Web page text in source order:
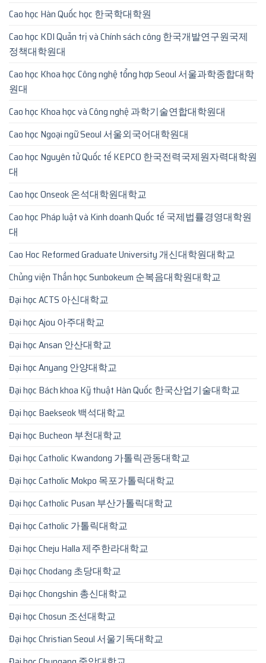
Cao học Hàn Quốc học 한국학대학원
Cao học KDI Quản trị và Chính sách công 한국개발연구원국제
정책대학원대
Cao học Khoa học Công nghệ tổng hợp Seoul 서울과학종합대학
원대
Cao học Khoa học và Công nghệ 과학기술연합대학원대
Cao học Ngoại ngữ Seoul 서울외국어대학원대
Cao học Nguyên tử Quốc tế KEPCO 한국전력국제원자력대학원
대
Cao học Onseok 온석대학원대학교
Cao học Pháp luật và Kinh doanh Quốc tế 국제법률경영대학원
대
Cao Hoc Reformed Graduate University 개신대학원대학교
Chủng viện Thần học Sunbokeum 순복음대학원대학교
Đại học ACTS 아신대학교
Đại học Ajou 아주대학교
Đại học Ansan 안산대학교
Đại học Anyang 안양대학교
Đại học Bách khoa Kỹ thuật Hàn Quốc 한국산업기술대학교
Đại học Baekseok 백석대학교
Đại học Bucheon 부천대학교
Đại học Catholic Kwandong 가톨릭관동대학교
Đại học Catholic Mokpo 목포가톨릭대학교
Đại học Catholic Pusan 부산가톨릭대학교
Đại học Catholic 가톨릭대학교
Đại học Cheju Halla 제주한라대학교
Đại học Chodang 초당대학교
Đại học Chongshin 총신대학교
Đại học Chosun 조선대학교
Đại học Christian Seoul 서울기독대학교